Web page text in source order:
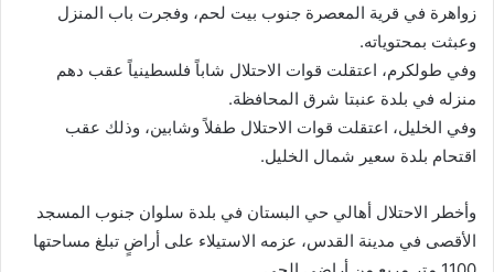
زواهرة في قرية المعصرة جنوب بيت لحم، وفجرت باب المنزل
وعبثت بمحتوياته.
وفي طولكرم، اعتقلت قوات الاحتلال شاباً فلسطينياً عقب دهم
منزله في بلدة عنبتا شرق المحافظة.
وفي الخليل، اعتقلت قوات الاحتلال طفلاً وشابين، وذلك عقب
اقتحام بلدة سعير شمال الخليل.
وأخطر الاحتلال أهالي حي البستان في بلدة سلوان جنوب المسجد
الأقصى في مدينة القدس، عزمه الاستيلاء على أراضٍ تبلغ مساحتها